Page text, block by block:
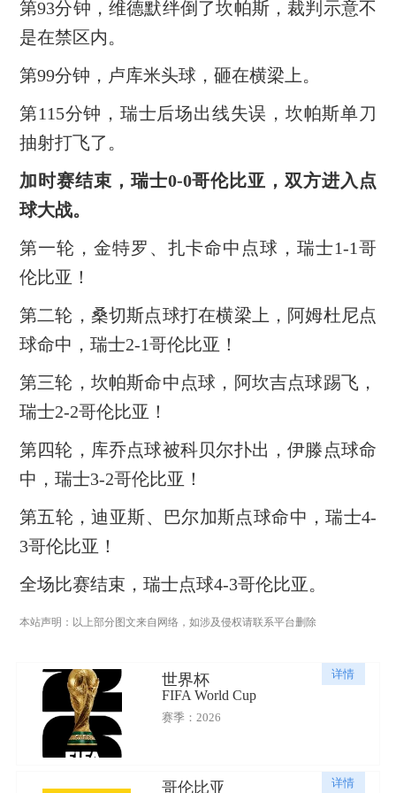
第93分钟，维德默绊倒了坎帕斯，裁判示意不
是在禁区内。
第99分钟，卢库米头球，砸在横梁上。
第115分钟，瑞士后场出线失误，坎帕斯单刀
抽射打飞了。
加时赛结束，瑞士0-0哥伦比亚，双方进入点
球大战。
第一轮，金特罗、扎卡命中点球，瑞士1-1哥
伦比亚！
第二轮，桑切斯点球打在横梁上，阿姆杜尼点
球命中，瑞士2-1哥伦比亚！
第三轮，坎帕斯命中点球，阿坎吉点球踢飞，
瑞士2-2哥伦比亚！
第四轮，库乔点球被科贝尔扑出，伊滕点球命
中，瑞士3-2哥伦比亚！
第五轮，迪亚斯、巴尔加斯点球命中，瑞士4-
3哥伦比亚！
全场比赛结束，瑞士点球4-3哥伦比亚。
本站声明：以上部分图文来自网络，如涉及侵权请联系平台删除
详情
世界杯
FIFA World Cup
赛季：2026
详情
哥伦比亚